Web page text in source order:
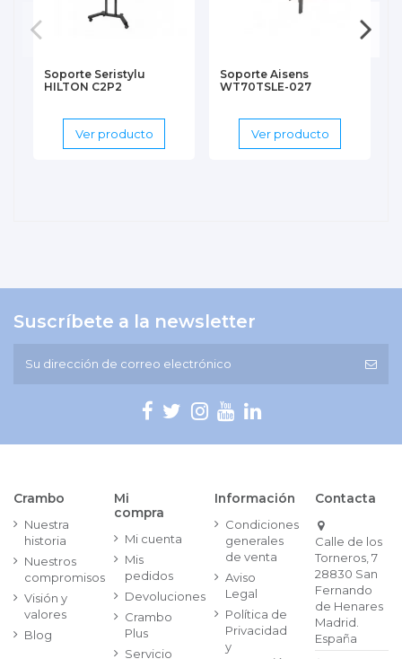
Soporte Seristylu
HILTON C2P2
Ver producto
Soporte Aisens
WT70TSLE-027
Ver producto
Suscríbete a la newsletter
Crambo
Nuestra
historia
Nuestros
compromisos
Visión y
valores
Blog
Mi
compra
Mi cuenta
Mis
pedidos
Devoluciones
Crambo
Plus
Servicio
Información
Condiciones
generales
de venta
Aviso
Legal
Política de
Privacidad
y
Contacta
Calle de los
Torneros, 7
28830 San
Fernando
de Henares
Madrid.
España